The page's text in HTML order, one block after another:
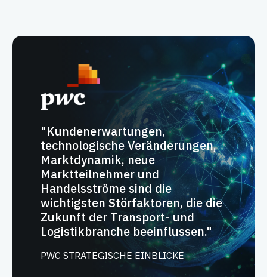
"Kundenerwartungen,
technologische Veränderungen,
Marktdynamik, neue
Marktteilnehmer und
Handelsströme sind die
wichtigsten Störfaktoren, die die
Zukunft der Transport- und
Logistikbranche beeinflussen."
PWC STRATEGISCHE EINBLICKE